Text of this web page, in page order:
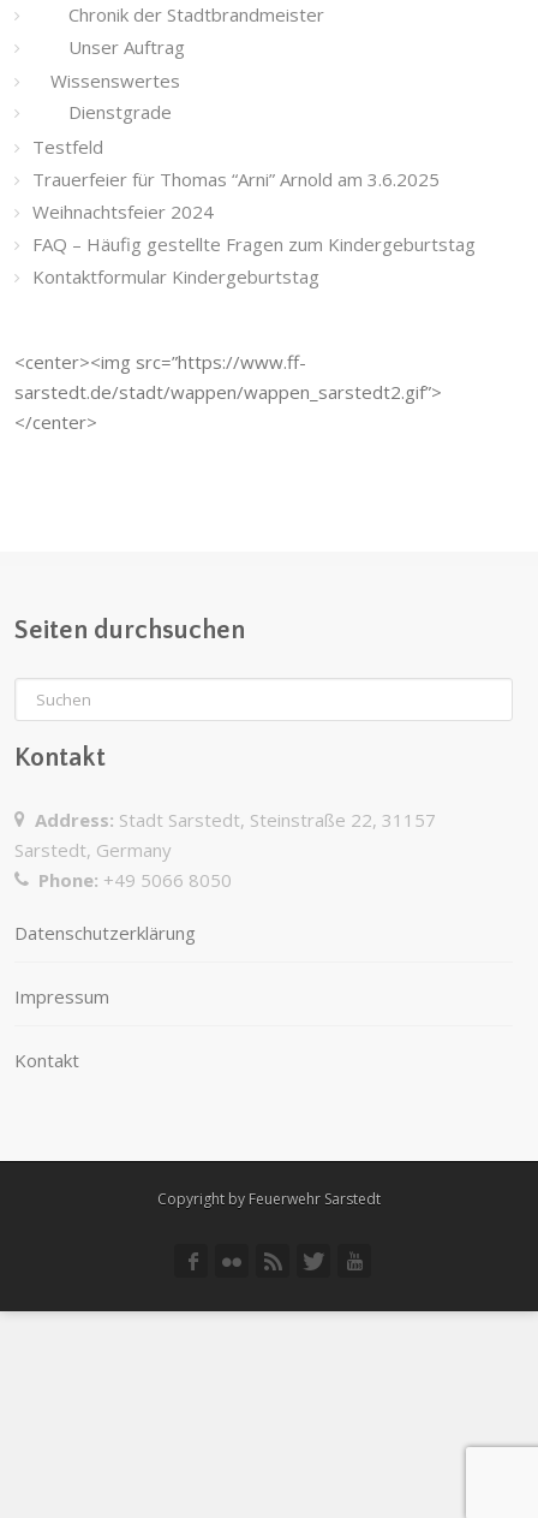
Chronik der Stadtbrandmeister
Unser Auftrag
Wissenswertes
Dienstgrade
Testfeld
Trauerfeier für Thomas “Arni” Arnold am 3.6.2025
Weihnachtsfeier 2024
FAQ – Häufig gestellte Fragen zum Kindergeburtstag
Kontaktformular Kindergeburtstag
<center><img src=”https://www.ff-
sarstedt.de/stadt/wappen/wappen_sarstedt2.gif”>
</center>
Seiten durchsuchen
Kontakt
Address: Stadt Sarstedt, Steinstraße 22, 31157
Sarstedt, Germany
Phone: +49 5066 8050
Datenschutzerklärung
Impressum
Kontakt
Copyright by Feuerwehr Sarstedt